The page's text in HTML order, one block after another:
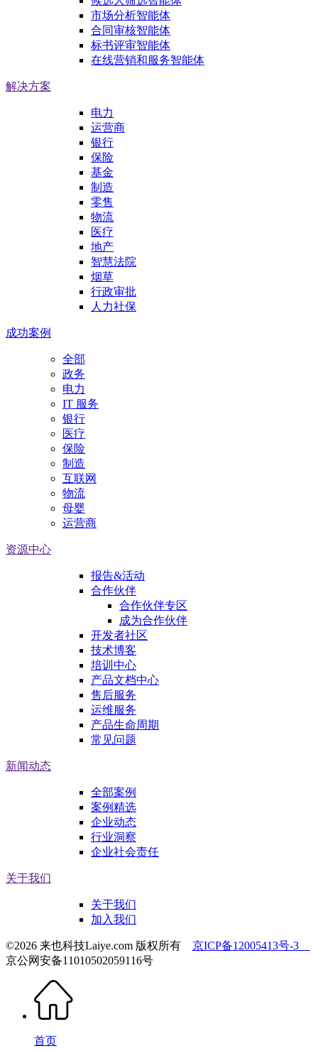
市场分析智能体
合同审核智能体
标书评审智能体
在线营销和服务智能体
解决方案
电力
运营商
银行
保险
基金
制造
零售
物流
医疗
地产
智慧法院
烟草
行政审批
人力社保
成功案例
全部
政务
电力
IT 服务
银行
医疗
保险
制造
互联网
物流
母婴
运营商
资源中心
报告&活动
合作伙伴
合作伙伴专区
成为合作伙伴
开发者社区
技术博客
培训中心
产品文档中心
售后服务
运维服务
产品生命周期
常见问题
新闻动态
全部案例
案例精选
企业动态
行业洞察
企业社会责任
关于我们
关于我们
加入我们
©2026 来也科技Laiye.com 版权所有 京ICP备12005413号-3
京公网安备11010502059116号
首页